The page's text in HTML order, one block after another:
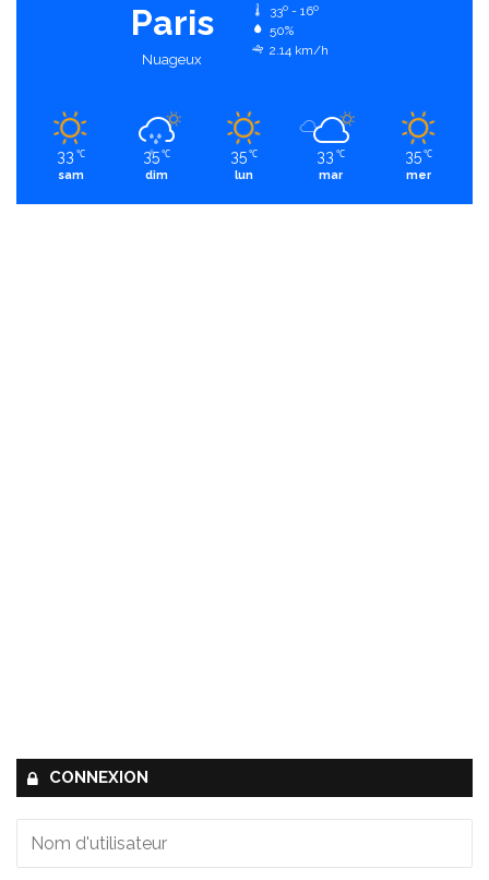
Paris
Nuageux
33º - 16º
50%
2.14 km/h
33 ℃
sam
35 ℃
dim
35 ℃
lun
33 ℃
mar
35 ℃
mer
CONNEXION